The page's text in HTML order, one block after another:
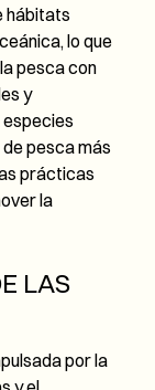
hábitats
lo que
pesca con
y
pesca más
prácticas
la
LAS
por la